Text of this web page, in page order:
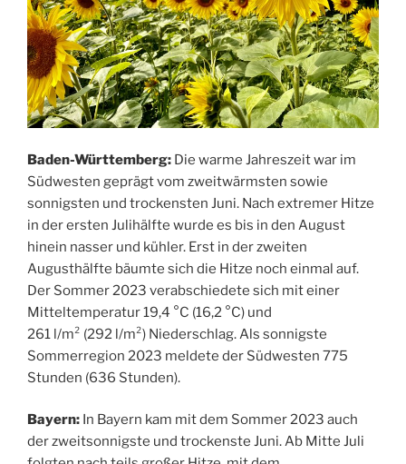
Baden-Württemberg: Die warme Jahreszeit war im
Südwesten geprägt vom zweitwärmsten sowie
sonnigsten und trockensten Juni. Nach extremer Hitze
in der ersten Julihälfte wurde es bis in den August
hinein nasser und kühler. Erst in der zweiten
Augusthälfte bäumte sich die Hitze noch einmal auf.
Der Sommer 2023 verabschiedete sich mit einer
Mitteltemperatur 19,4 °C (16,2 °C) und
261 l/m² (292 l/m²) Niederschlag. Als sonnigste
Sommerregion 2023 meldete der Südwesten 775
Stunden (636 Stunden).
Bayern: In Bayern kam mit dem Sommer 2023 auch
der zweitsonnigste und trockenste Juni. Ab Mitte Juli